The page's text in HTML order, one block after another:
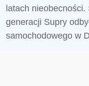
latach
generacji Supry
samochodowego w